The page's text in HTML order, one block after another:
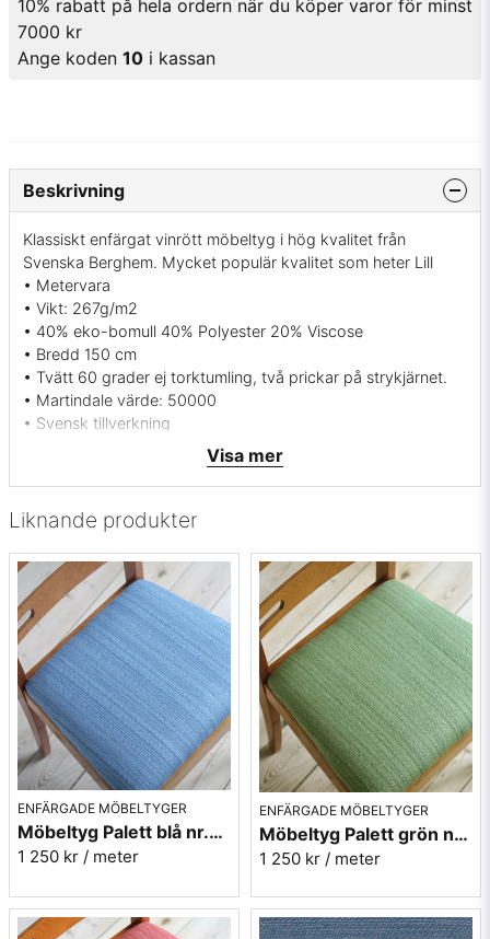
10% rabatt på hela ordern när du köper varor för minst
7000 kr
Ange koden 10 i kassan
Liknande produkter
ENFÄRGADE MÖBELTYGER
Möbeltyg Palett blå nr.50 - Carl Malmstens-kvalitet
1 250 kr / meter
ENFÄRGADE MÖBELTYGER
Möbeltyg Palett grön nr.70 - Carl Malmstens-kvalitet
1 250 kr / meter
Beskrivning
Klassiskt enfärgat vinrött möbeltyg i hög kvalitet från
Svenska Berghem. Mycket populär kvalitet som heter Lill
• Metervara
• Vikt: 267g/m2
• 40% eko-bomull 40% Polyester 20% Viscose
• Bredd 150 cm
• Tvätt 60 grader ej torktumling, två prickar på strykjärnet.
• Martindale värde: 50000
• Svensk tillverkning
• Leveransvillkor: Beställningsvara, leveranstid 5-10 dagar,
ingen returrätt.
Berghems möbeltyg Lill - Enfärgad Vinröd är ett smidigt och
populärt tyg som är lämpligt för möbeltapetsering, draperier
och dynor. Mycket slitstark och tåligt kvalitet. Berghems
väveri grundades 1951 av Kurt Ericsson som köpte det gamla
mejeriet i Berghem och startade där sedan ett väveri.
Idag ägs och drivs verksamheten av Lena och Lennart
Ericsson.
Vill du ha ett tygprov? maila mig på info@broarne.se
Här hittar du alla enfärgade möbeltyger
Visa mer